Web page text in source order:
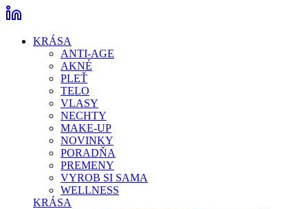
KRÁSA
ANTI-AGE
AKNÉ
PLEŤ
TELO
VLASY
NECHTY
MAKE-UP
NOVINKY
PORADŇA
PREMENY
VYROB SI SAMA
WELLNESS
KRÁSA